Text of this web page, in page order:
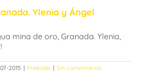
Ylenia y Ángel
mina de oro, Granada. Ylenia,
2015 | Preboda | Sin comentarios